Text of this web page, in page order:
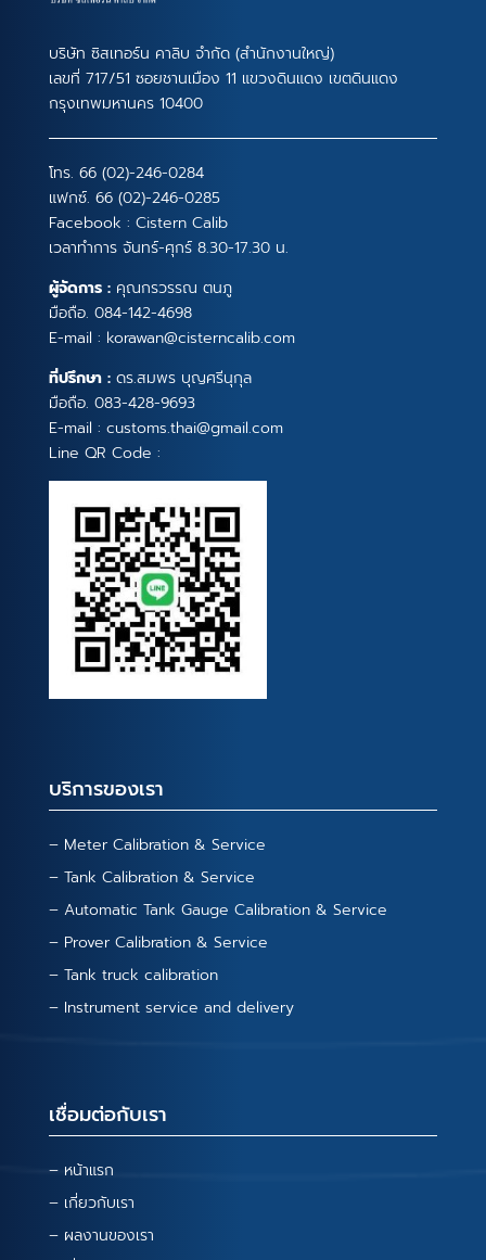
บริษัท ซิสเทอร์น คาลิบ จำกัด (สำนักงานใหญ่)
เลขที่ 717/51 ซอยชานเมือง 11 แขวงดินแดง เขตดินแดง
กรุงเทพมหานคร 10400
โทร. 66 (02)-246-0284
แฟกซ์. 66 (02)-246-0285
Facebook : Cistern Calib
เวลาทำการ จันทร์-ศุกร์ 8.30-17.30 น.
ผู้จัดการ :คุณกรวรรณ ตนภู
มือถือ. 084-142-4698
E-mail : korawan@cisterncalib.com
ที่ปรึกษา :ดร.สมพร บุญศรีนุกุล
มือถือ. 083-428-9693
E-mail : customs.thai@gmail.com
Line QR Code :
บริการของเรา
– Meter Calibration & Service
– Tank Calibration & Service
– Automatic Tank Gauge Calibration & Service
– Prover Calibration & Service
– Tank truck calibration
– Instrument service and delivery
เชื่อมต่อกับเรา
– หน้าแรก
– เกี่ยวกับเรา
– ผลงานของเรา